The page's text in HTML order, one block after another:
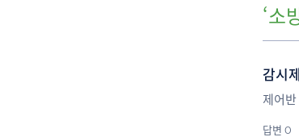
‘소
감시
제어
답변 0